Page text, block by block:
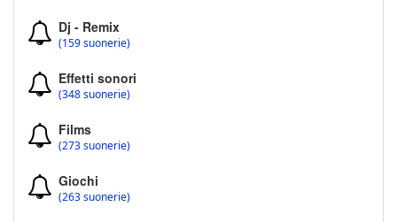
Dj - Remix
(159 suonerie)
Effetti sonori
(348 suonerie)
Films
(273 suonerie)
Giochi
(263 suonerie)